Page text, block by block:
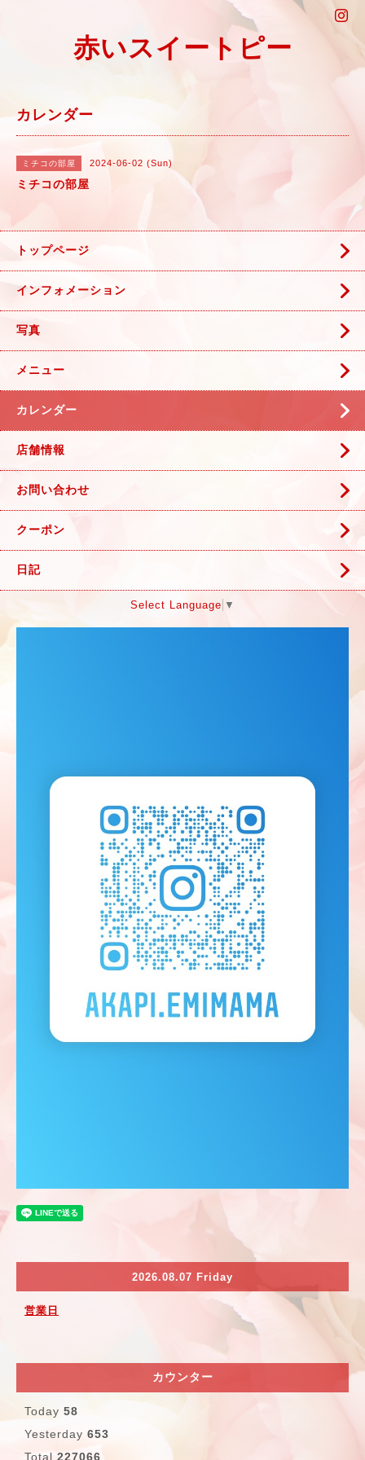
赤いスイートピー
カレンダー
ミチコの部屋 2024-06-02 (Sun)
ミチコの部屋
トップページ
インフォメーション
写真
メニュー
カレンダー
店舗情報
お問い合わせ
クーポン
日記
Select Language ▼
2026.08.07 Friday
営業日
カウンター
Today 58
Yesterday 653
Total 227066